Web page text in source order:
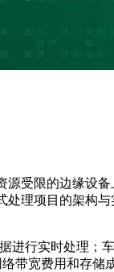
受限的边缘设
处理项目的架构
进行实时处理；
带宽费用和存储